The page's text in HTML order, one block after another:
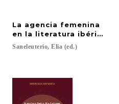
La agencia femenina
en la literatura ibérica y
Saneleuterio, Elia (ed.)